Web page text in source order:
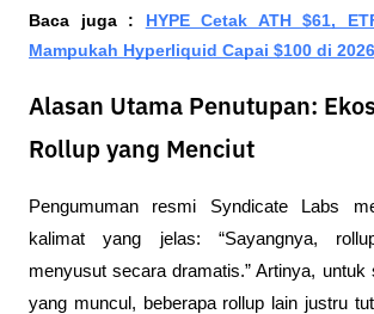
Baca juga : HYPE Cetak ATH $61,
Mampukah Hyperliquid Capai $100 di
Alasan Utama Penutupan:
Rollup yang Menciut
Pengumuman resmi Syndicate Labs
kalimat yang jelas: “Sayangnya,
menyusut secara dramatis.” Artinya, untuk
yang muncul, beberapa rollup lain justru